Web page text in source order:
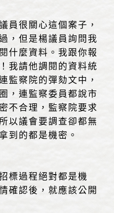
很關心這個案子，
，但是楊議員詢問我
什麼資料。我跟你報
我請他調閱的資料統
監察院的彈劾文中，
，連監察委員都說市
不合理，監察院要求
以議會要調查卻都無
到的都是機密。
過程絕對都是機
確認後，就應該公開